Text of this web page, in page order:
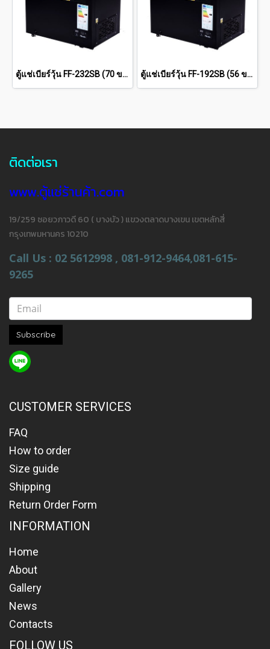
ตู้แช่เบียร์วุ้น FF-232SB (70 ขวด) ตู้แช่เบียร์วุ้น FF-192SB (56 ขวด)
ติดต่อเรา
www.ตู้แช่ร้านค้า.com
19/259 ซอยวภาวดี 60 ( บางบัว ) แขวงตลาดบางเขน เขตหลักสี่
กรุงเทพมหานคร 10210
Call Us : 02 5612998 , 081-912-9464,081-615-
9265
Subscribe
CUSTOMER SERVICES
FAQ
How to order
Size guide
Shipping
Return Order Form
INFORMATION
Home
About
Gallery
News
Contacts
FOLLOW US